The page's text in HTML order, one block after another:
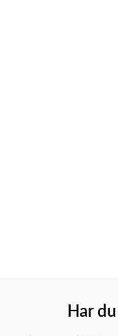
Har